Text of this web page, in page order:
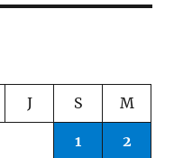
J S M
1 2